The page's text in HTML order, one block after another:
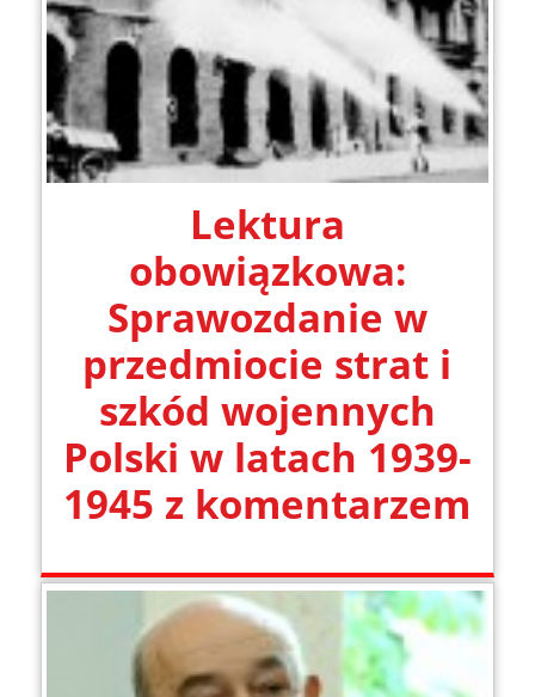
Lektura
obowiązkowa:
Sprawozdanie w
przedmiocie strat i
szkód wojennych
Polski w latach 1939-
1945 z komentarzem